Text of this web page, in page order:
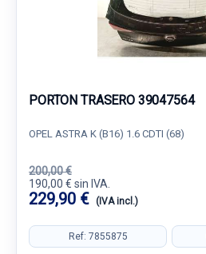
PORTON TRASERO 39047564
OPEL ASTRA K (B16) 1.6 CDTI (68)
200,00 €
190,00 € sin IVA.
229,90 € (IVA incl.)
Ref: 7855875